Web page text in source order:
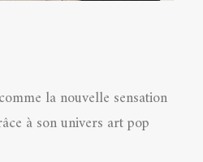
la nouvelle sensation
à son univers art pop